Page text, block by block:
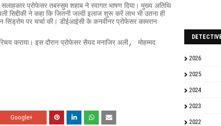
प्रोफेसर तबस्सुम शहाब ने स्वागत भाषण दिया। मुख्य अतिथि
सिद्दीकी ने कहा कि जितनी जल्दी इलाज शुरू करें लाभ भी उतना ही
सिंड्रोम पर चर्चा की। डीईआईसी के कनवीनर प्रोफेसर कामरान
कराया। इस दौरान प्रोफेसर सैयद मनाजिर अली,
मोहम्मद
Google+
2026
2025
2024
2023
2022